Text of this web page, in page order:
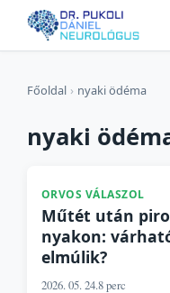
Főoldal › nyaki ödéma
nyaki
ORVOS VÁLASZOL
Műtét után
nyakon:
elmúlik?
2026. 05. 24.8 perc